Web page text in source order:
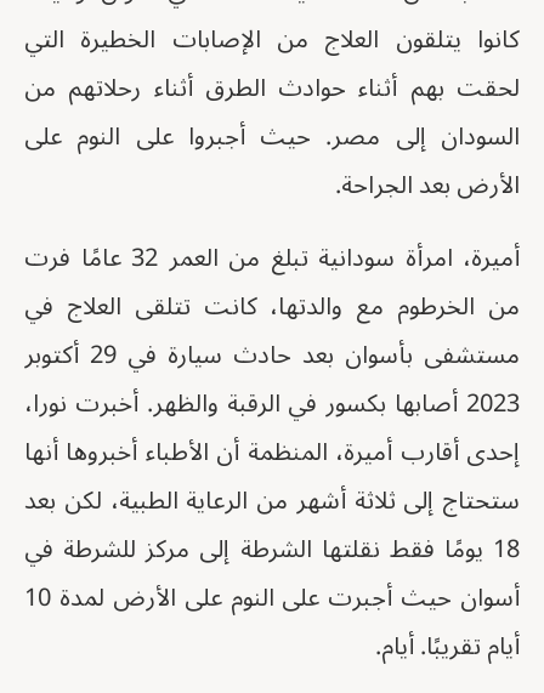
كانوا يتلقون العلاج من الإصابات الخطيرة التي
لحقت بهم أثناء حوادث الطرق أثناء رحلاتهم من
السودان إلى مصر. حيث أجبروا على النوم على
الأرض بعد الجراحة.
أميرة، امرأة سودانية تبلغ من العمر 32 عامًا فرت
من الخرطوم مع والدتها، كانت تتلقى العلاج في
مستشفى بأسوان بعد حادث سيارة في 29 أكتوبر
2023 أصابها بكسور في الرقبة والظهر. أخبرت نورا،
إحدى أقارب أميرة، المنظمة أن الأطباء أخبروها أنها
ستحتاج إلى ثلاثة أشهر من الرعاية الطبية، لكن بعد
18 يومًا فقط نقلتها الشرطة إلى مركز للشرطة في
أسوان حيث أجبرت على النوم على الأرض لمدة 10
أيام تقريبًا. أيام.